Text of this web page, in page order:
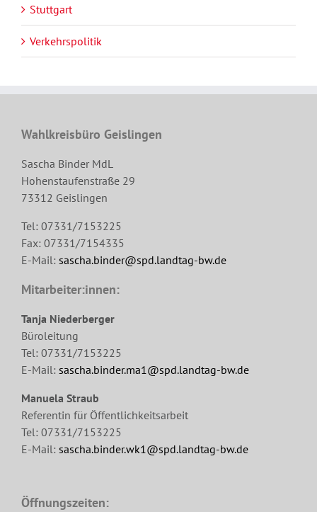
Stuttgart
Verkehrspolitik
Wahlkreisbüro Geislingen
Sascha Binder MdL
Hohenstaufenstraße 29
73312 Geislingen
Tel: 07331/7153225
Fax: 07331/7154335
E-Mail: sascha.binder@spd.landtag-bw.de
Mitarbeiter:innen:
Tanja Niederberger
Büroleitung
Tel: 07331/7153225
E-Mail: sascha.binder.ma1@spd.landtag-bw.de
Manuela Straub
Referentin für Öffentlichkeitsarbeit
Tel: 07331/7153225
E-Mail: sascha.binder.wk1@spd.landtag-bw.de
Öffnungszeiten: